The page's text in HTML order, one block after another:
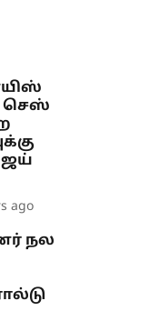
செஸ்
ago
நல